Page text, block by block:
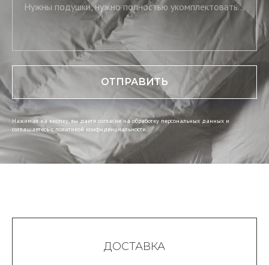
Нужны подушки, нужно полностью укомплектовать постель, нужны скатерть и салфетки
ОТПРАВИТЬ
Нажимая на кнопку, вы даете согласие на обработку персональных данных и
соглашаетесь c политикой конфиденциальности.
ДОСТАВКА